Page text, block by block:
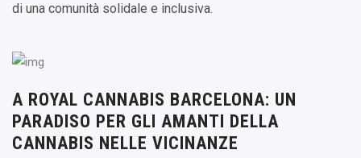
di una comunità solidale e inclusiva.
A ROYAL CANNABIS BARCELONA: UN
PARADISO PER GLI AMANTI DELLA
CANNABIS NELLE VICINANZE